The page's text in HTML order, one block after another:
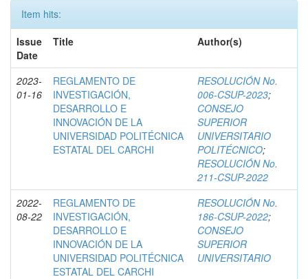
Item hits:
Issue
Date
Title Author(s)
2023-
01-16
REGLAMENTO DE
INVESTIGACIÓN,
DESARROLLO E
INNOVACIÓN DE LA
UNIVERSIDAD POLITÉCNICA
ESTATAL DEL CARCHI
RESOLUCIÓN No.
006-CSUP-2023;
CONSEJO
SUPERIOR
UNIVERSITARIO
POLITÉCNICO;
RESOLUCIÓN No.
211-CSUP-2022
2022-
08-22
REGLAMENTO DE
INVESTIGACIÓN,
DESARROLLO E
INNOVACIÓN DE LA
UNIVERSIDAD POLITÉCNICA
ESTATAL DEL CARCHI
RESOLUCIÓN No.
186-CSUP-2022;
CONSEJO
SUPERIOR
UNIVERSITARIO